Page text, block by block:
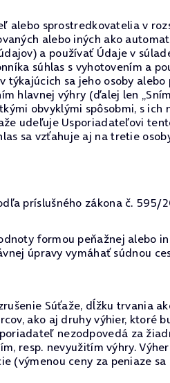
alebo sprostredkovatelia v
alebo iných ako
a používať Údaje v
súhlas s vyhotovením a
sa jeho osoby
hlavnej výhry (ďalej len
obvyklými spôsobmi, s
udeľuje Usporiadateľovi
sa vzťahuje aj na tretie
príslušného zákona č. 595/
formou peňažnej alebo
úpravy vymáhať súdnou
Súťaže, dĺžku trvania
ako aj druhy výhier, ktoré
nezodpovedá za
resp. nevyužitím výhry.
ceny za peniaze